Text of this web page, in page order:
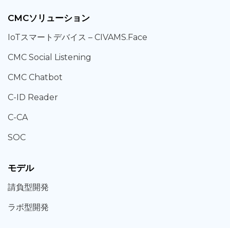
CMCソリューション
IoTスマートデバイス – CIVAMS.Face
CMC Social Listening
CMC Chatbot
C-ID Reader
C-CA
SOC
モデル
請負型開発
ラボ型開発